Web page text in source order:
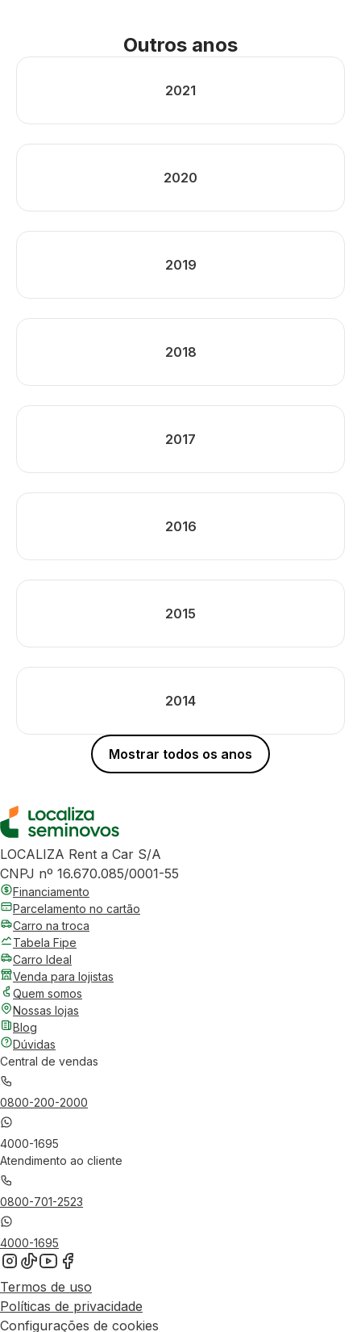
Outros anos
2021
2020
2019
2018
2017
2016
2015
2014
Mostrar todos os anos
LOCALIZA Rent a Car S/A
CNPJ nº 16.670.085/0001-55
Financiamento
Parcelamento no cartão
Carro na troca
Tabela Fipe
Carro Ideal
Venda para lojistas
Quem somos
Nossas lojas
Blog
Dúvidas
Central de vendas
0800-200-2000
4000-1695
Atendimento ao cliente
0800-701-2523
4000-1695
Termos de uso
Políticas de privacidade
Configurações de cookies